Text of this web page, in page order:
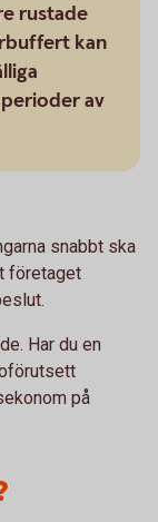
rustade
kan
av
snabbt ska
företaget
Har du en
på